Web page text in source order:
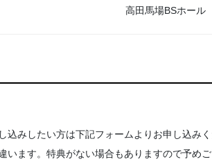
高田馬場BSホール
込みしたい方は下記フォームよりお申し込みく
ます。特典がない場合もありますので予めご